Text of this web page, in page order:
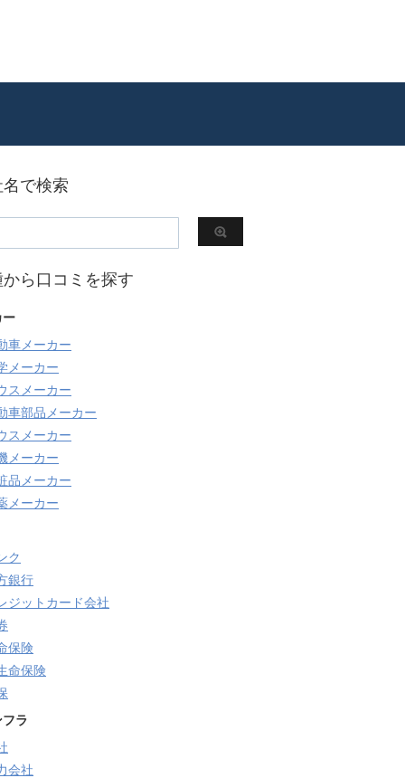
で検索
ら口コミを探す
ー
車メーカー
メーカー
スメーカー
車部品メーカー
スメーカー
メーカー
品メーカー
メーカー
ク
銀行
ジットカード会社
保険
命保険
ラ
会社